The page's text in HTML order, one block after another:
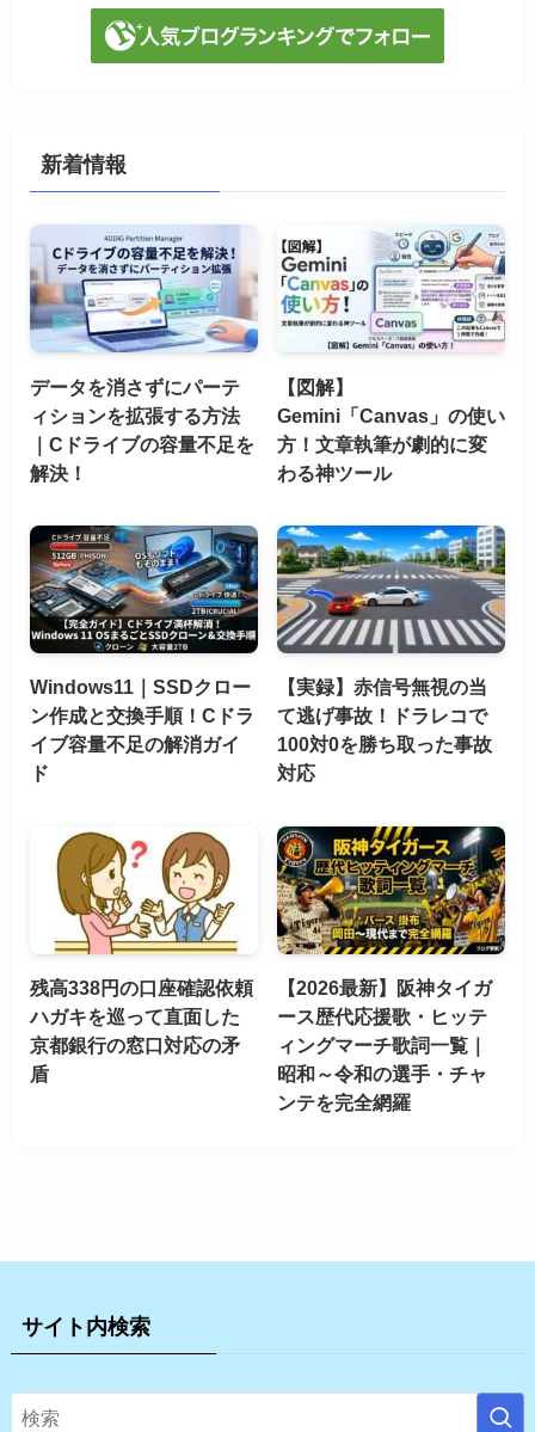
新着情報
データを消さずにパーテ
ィションを拡張する方法
｜Cドライブの容量不足を
解決！
【図解】
Gemini「Canvas」の使い
方！文章執筆が劇的に変
わる神ツール
Windows11｜SSDクロー
ン作成と交換手順！Cドラ
イブ容量不足の解消ガイ
ド
【実録】赤信号無視の当
て逃げ事故！ドラレコで
100対0を勝ち取った事故
対応
残高338円の口座確認依頼
ハガキを巡って直面した
京都銀行の窓口対応の矛
盾
【2026最新】阪神タイガ
ース歴代応援歌・ヒッテ
ィングマーチ歌詞一覧｜
昭和～令和の選手・チャ
ンテを完全網羅
サイト内検索